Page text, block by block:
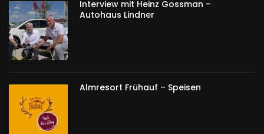
Interview mit Heinz Gossman –
Autohaus Lindner
Almresort Frühauf – Speisen